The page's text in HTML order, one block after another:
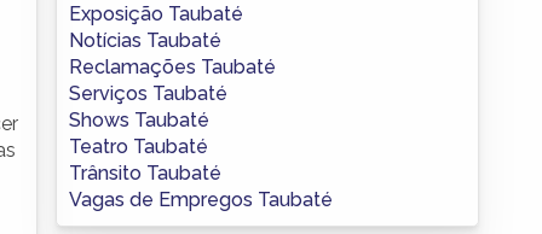
Exposição Taubaté
Notícias Taubaté
Reclamações Taubaté
Serviços Taubaté
Shows Taubaté
Teatro Taubaté
Trânsito Taubaté
Vagas de Empregos Taubaté